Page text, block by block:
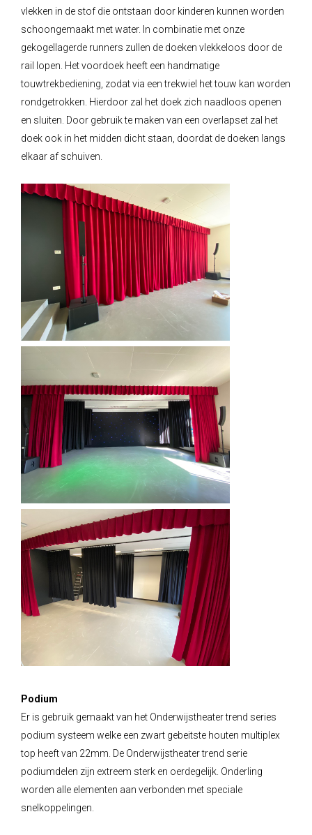
vlekken in de stof die ontstaan door kinderen kunnen worden
schoongemaakt met water. In combinatie met onze
gekogellagerde runners zullen de doeken vlekkeloos door de
rail lopen. Het voordoek heeft een handmatige
touwtrekbediening, zodat via een trekwiel het touw kan worden
rondgetrokken. Hierdoor zal het doek zich naadloos openen
en sluiten. Door gebruik te maken van een overlapset zal het
doek ook in het midden dicht staan, doordat de doeken langs
elkaar af schuiven.
Podium
Er is gebruik gemaakt van het Onderwijstheater trend series
podium systeem welke een zwart gebeitste houten multiplex
top heeft van 22mm. De Onderwijstheater trend serie
podiumdelen zijn extreem sterk en oerdegelijk. Onderling
worden alle elementen aan verbonden met speciale
snelkoppelingen.